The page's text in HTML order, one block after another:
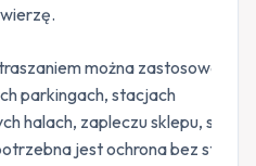
można zastosować np.
parkingach, stacjach
halach, zapleczu sklepu,
jest ochrona bez stałej